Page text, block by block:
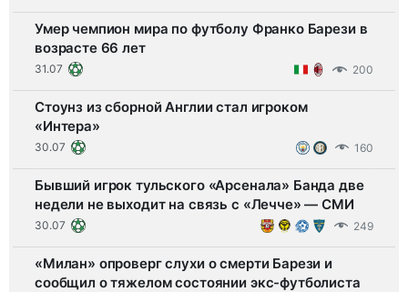
Умер чемпион мира по футболу Франко Барези в
возрасте 66 лет
31.07 200
Стоунз из сборной Англии стал игроком
«Интера»
30.07 160
Бывший игрок тульского «Арсенала» Банда две
недели не выходит на связь с «Лечче» — СМИ
30.07 249
«Милан» опроверг слухи о смерти Барези и
сообщил о тяжелом состоянии экс-футболиста